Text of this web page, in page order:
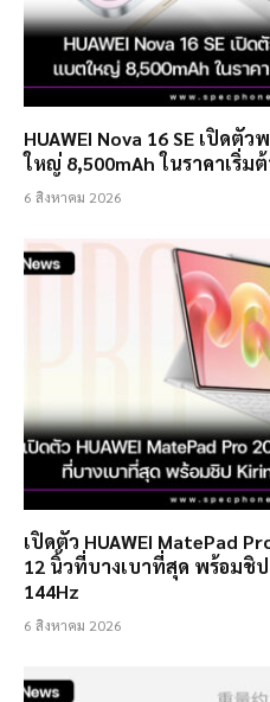
HUAWEI Nova 16 SE เปิดตั
ใหญ่ 8,500mAh ในราคาเริ่
6 สิงหาคม 2026
เปิดตัว HUAWEI MatePad
12 นิ้วที่บางเบาที่สุด พร้อมชิป
144Hz
6 สิงหาคม 2026